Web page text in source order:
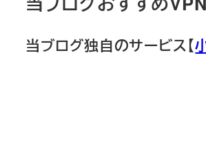
当ブログ独自のサービス【